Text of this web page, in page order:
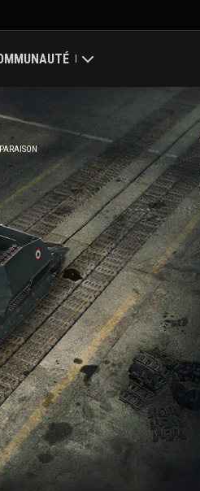
des joueurs
un ami
des mods